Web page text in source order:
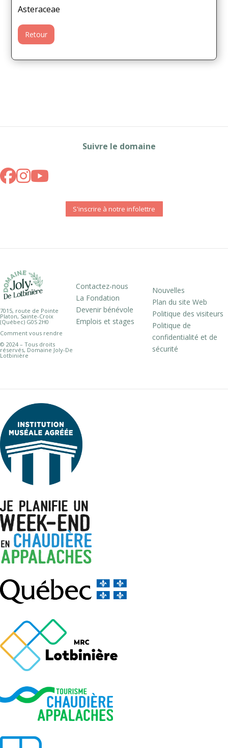
Asteraceae
Retour
Suivre le domaine
S'inscrire à notre infolettre
7015, route de Pointe
Platon, Sainte-Croix
(Québec) G0S 2H0
Comment vous rendre
© 2024 – Tous droits
réservés, Domaine Joly-De
Lotbinière
Contactez-nous
La Fondation
Devenir bénévole
Emplois et stages
Nouvelles
Plan du site Web
Politique des visiteurs
Politique de
confidentialité et de
sécurité